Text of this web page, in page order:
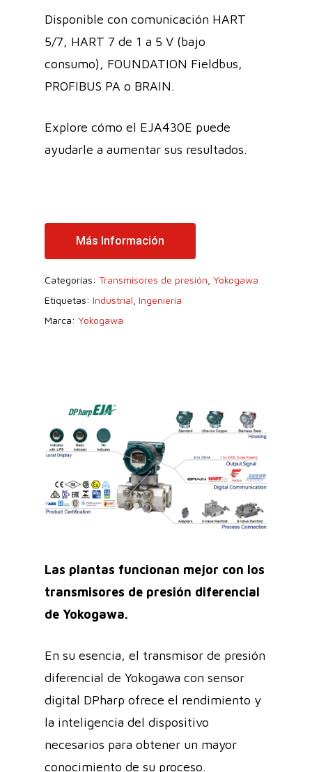
Disponible con comunicación HART
5/7, HART 7 de 1 a 5 V (bajo
consumo), FOUNDATION Fieldbus,
PROFIBUS PA o BRAIN.
Explore cómo el EJA430E puede
ayudarle a aumentar sus resultados.
Más Información
Categorías: Transmisores de presión Yokogawa
Etiquetas: Industrial Ingeniería
Marca: Yokogawa
Las plantas funcionan mejor con los
transmisores de presión diferencial
de Yokogawa.
En su esencia, el transmisor de presión
diferencial de Yokogawa con sensor
digital DPharp ofrece el rendimiento y
la inteligencia del dispositivo
necesarios para obtener un mayor
conocimiento de su proceso.